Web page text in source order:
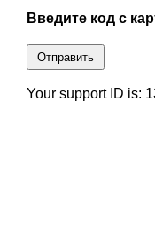
Введите код с
Отправить
Your support ID is: